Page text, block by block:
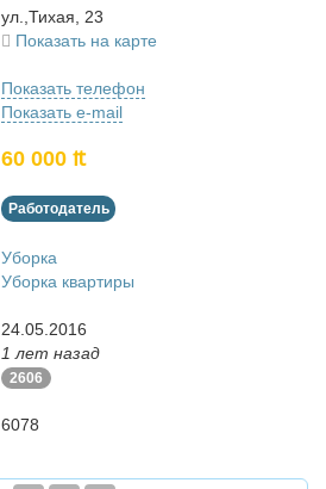
ул.,Ти­хая, 23
Показать на карте
Показать телефон
Показать e-mail
60 000 ₶
Работодатель
Уборка
Уборка квартиры
24.05.2016
1 лет назад
2606
6078